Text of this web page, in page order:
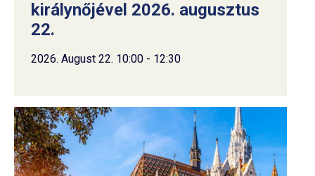
királynőjével 2026. augusztus
22.
2026. August 22. 10:00 - 12:30